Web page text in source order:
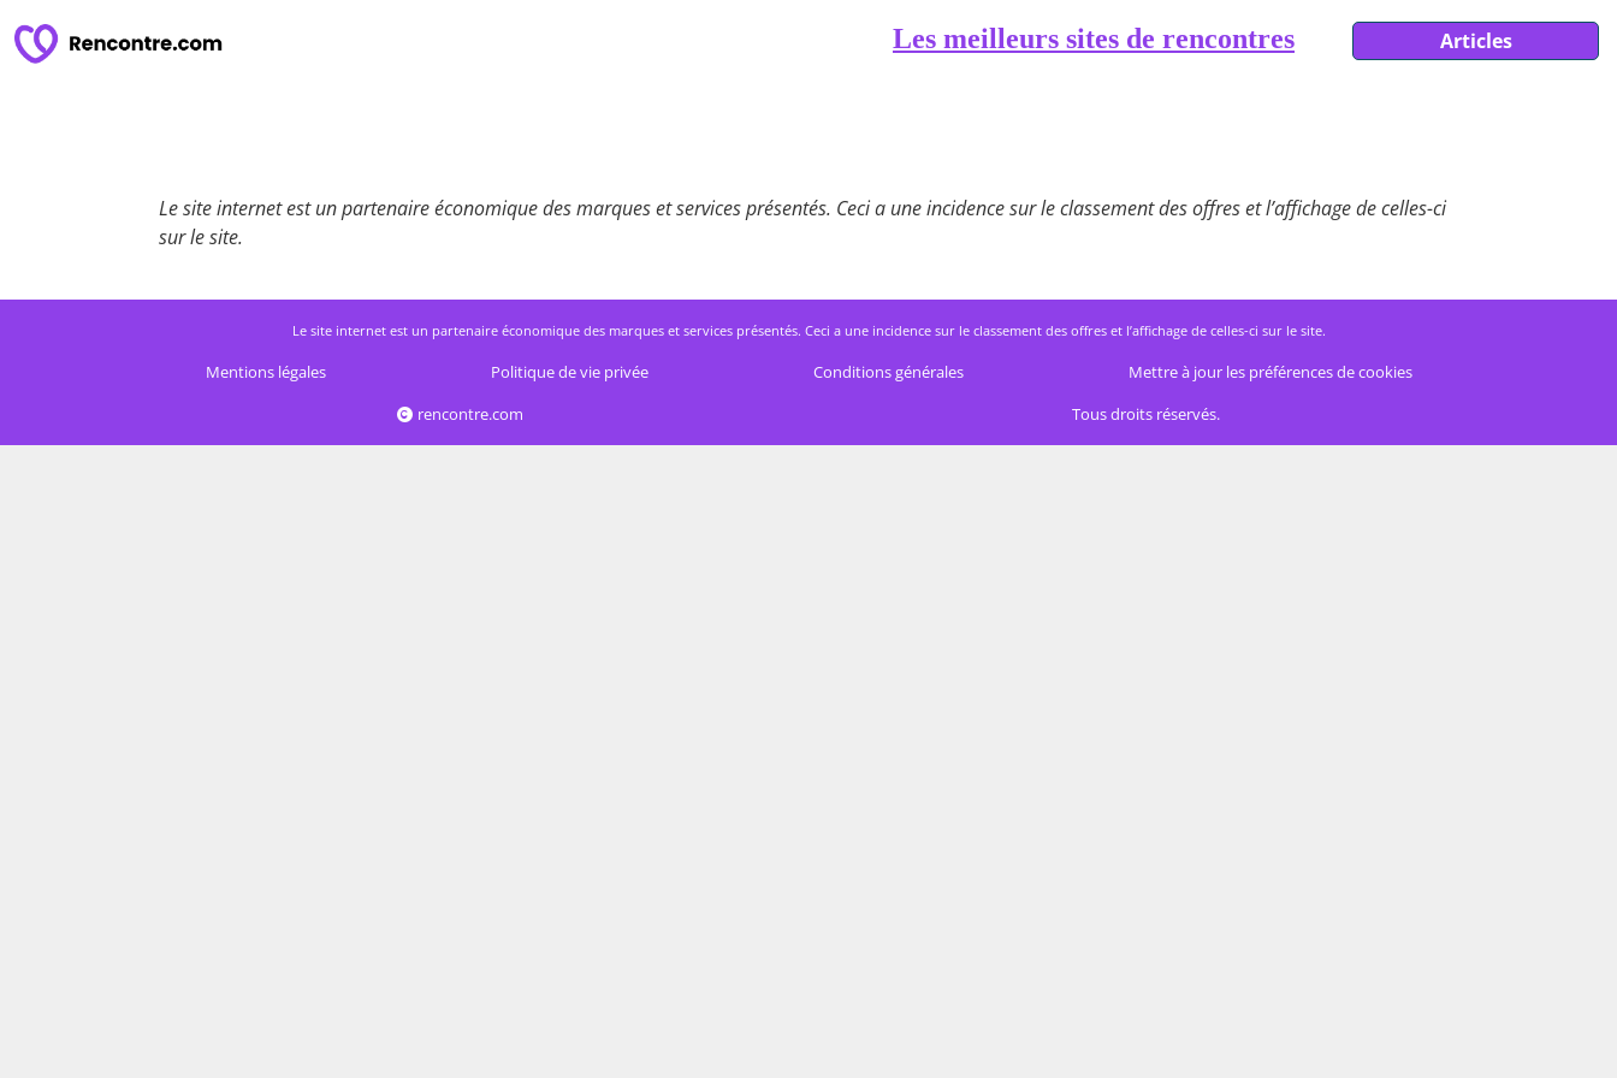
Les meilleurs sites de rencontres Articles
Le site internet est un partenaire économique des marques et services présentés. Ceci a une incidence sur le classement des offres et l’affichage de celles-ci
sur le site.
Le site internet est un partenaire économique des marques et services présentés. Ceci a une incidence sur le classement des offres et l’affichage de celles-ci sur le site.
Mentions légales Politique de vie privée Conditions générales
Mettre à jour les préférences de cookies
rencontre.com
Tous droits réservés.